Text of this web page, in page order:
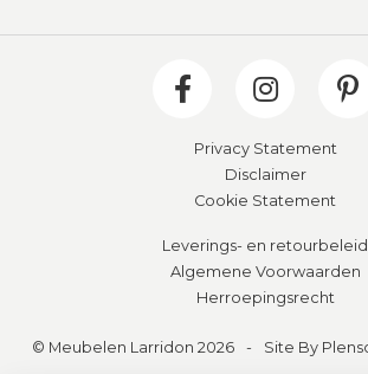
Privacy Statement
Disclaimer
Cookie Statement
Leverings- en retourbeleid
Algemene Voorwaarden
Herroepingsrecht
© Meubelen Larridon 2026 - Site By